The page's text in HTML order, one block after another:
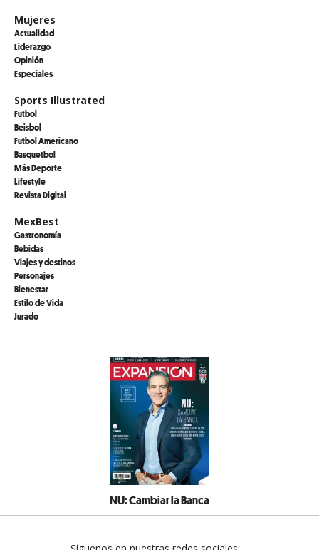
Mujeres
Actualidad
Liderazgo
Opinión
Especiales
Sports Illustrated
Futbol
Beisbol
Futbol Americano
Basquetbol
Más Deporte
Lifestyle
Revista Digital
MexBest
Gastronomía
Bebidas
Viajes y destinos
Personajes
Bienestar
Estilo de Vida
Jurado
NU: Cambiar la Banca